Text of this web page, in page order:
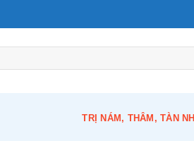
TRỊ NÁM, THÂM, TÀN